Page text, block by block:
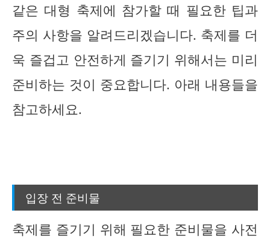
같은 대형 축제에 참가할 때 필요한 팁과
주의 사항을 알려드리겠습니다. 축제를 더
욱 즐겁고 안전하게 즐기기 위해서는 미리
준비하는 것이 중요합니다. 아래 내용들을
참고하세요.
입장 전 준비물
축제를 즐기기 위해 필요한 준비물을 사전